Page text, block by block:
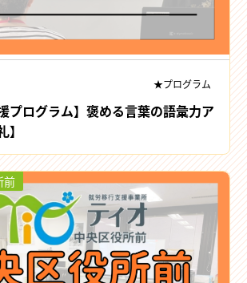
★プログラム
プログラム】褒める言葉の語彙力ア
前